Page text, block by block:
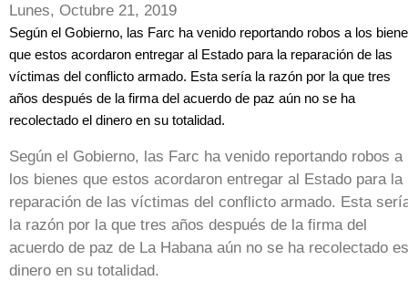
Lunes, Octubre 21, 2019
Según el Gobierno, las Farc ha venido reportando robos a los
que estos acordaron entregar al Estado para la reparación de las
víctimas del conflicto armado. Esta sería la razón por la que tres
años después de la firma del acuerdo de paz aún no se ha
recolectado el dinero en su totalidad.
Según el Gobierno, las Farc ha venido reportando robos a
los bienes que estos acordaron entregar al Estado para la
reparación de las víctimas del conflicto armado. Esta
la razón por la que tres años después de la firma del
acuerdo de paz de La Habana aún no se ha recolectado
dinero en su totalidad.